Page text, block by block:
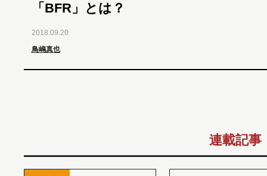
「BFR」とは？
2018.09.20
鳥嶋真也
連載記事